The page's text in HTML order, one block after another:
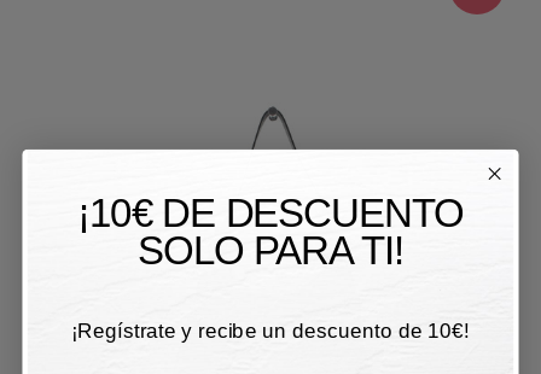
¡10€ DE DESCUENTO
SOLO PARA TI!
¡Regístrate y recibe un descuento de 10€!